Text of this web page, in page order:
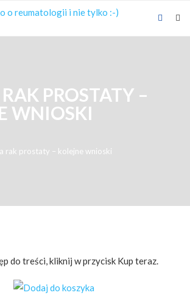
PROSTATY –
WNIOSKI
rak prostaty – kolejne wnioski
do treści, kliknij w przycisk Kup teraz.